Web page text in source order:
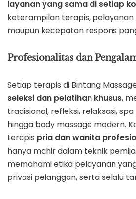
layanan yang sama di setiap
keterampilan terapis, pelayanan
maupun kecepatan respons
Profesionalitas dan
Setiap terapis di Bintang
seleksi dan pelatihan khusus,
tradisional, refleksi, relaksasi,
hingga body massage modern.
terapis pria dan wanita
hanya mahir dalam teknik
memahami etika pelayanan
privasi pelanggan, serta selalu